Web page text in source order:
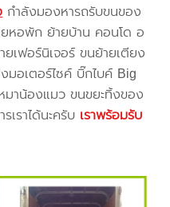
กำลังมองหารถรับขนของ
หอพัก ย้ายบ้าน คอนโด อ
เฟอร์นิเจอร์ ขนย้ายเตียง
มอเตอร์ไซค์ บิ๊กไบค์ Big
าน้องแมว ขนขยะทิ้งของ
เราได้นะครับ เราพร้อมรับ